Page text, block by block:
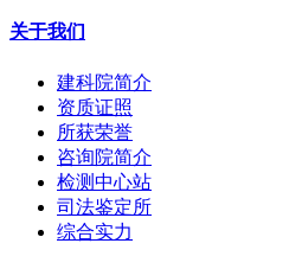
关于我们
建科院简介
资质证照
所获荣誉
咨询院简介
检测中心站
司法鉴定所
综合实力